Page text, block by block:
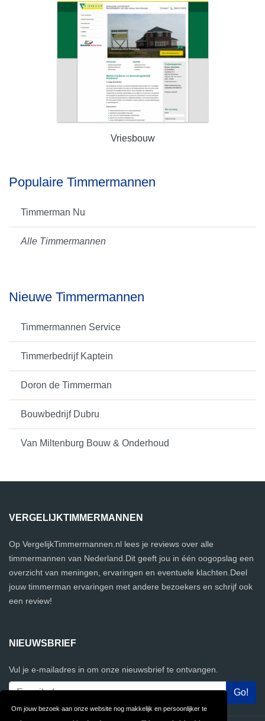
Om jouw bezoek aan onze website nog makkelijk en persoonlijker te
Vriesbouw
Populaire Timmermannen
Timmerman Nu
Alle Timmermannen
Nieuwe Timmermannen
Timmermannen Service
Timmerbedrijf Kaptein
Doron de Timmerman
Bouwbedrijf Dubru
Van Miltenburg Bouw & Onderhoud
VERGELIJKTIMMERMANNEN
Op VergelijkTimmermannen.nl lees je reviews over alle
timmermannen van Nederland.Dit geeft jou in één oogopslag een
overzicht van meningen, ervaringen en eventuele klachten.Deel
jouw timmerman ervaringen met andere bezoekers en schrijf ook
een review!
NIEUWSBRIEF
Vul je e-mailadres in om onze nieuwsbrief te ontvangen.